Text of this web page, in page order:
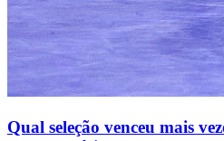
Qual seleção venceu mais